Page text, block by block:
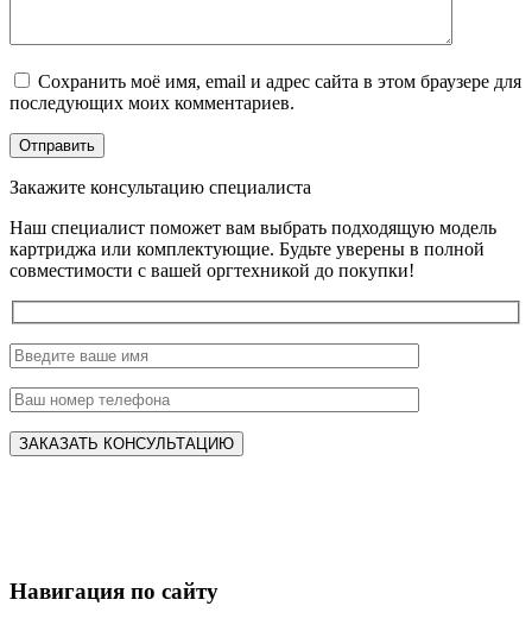
Сохранить моё имя, email и адрес сайта в этом браузере для
последующих моих комментариев.
Закажите консультацию специалиста
Наш специалист поможет вам выбрать подходящую модель
картриджа или комплектующие. Будьте уверены в полной
совместимости с вашей оргтехникой до покупки!
Навигация по сайту